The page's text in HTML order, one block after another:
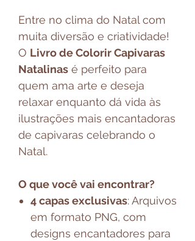
Entre no clima do Natal com
muita diversão e criatividade!
O Livro de Colorir Capivaras
Natalinas é perfeito para
quem ama arte e deseja
relaxar enquanto dá vida às
ilustrações mais encantadoras
de capivaras celebrando o
Natal.
O que você vai encontrar?
4 capas exclusivas: Arquivos
em formato PNG, com
designs encantadores para